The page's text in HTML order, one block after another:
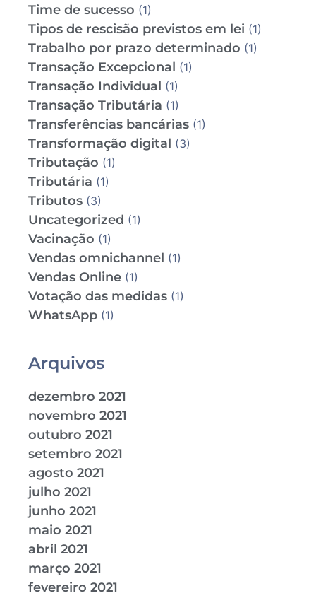
Time de sucesso (1)
Tipos de rescisão previstos em lei (1)
Trabalho por prazo determinado (1)
Transação Excepcional (1)
Transação Individual (1)
Transação Tributária (1)
Transferências bancárias (1)
Transformação digital (3)
Tributação (1)
Tributária (1)
Tributos (3)
Uncategorized (1)
Vacinação (1)
Vendas omnichannel (1)
Vendas Online (1)
Votação das medidas (1)
WhatsApp (1)
Arquivos
dezembro 2021
novembro 2021
outubro 2021
setembro 2021
agosto 2021
julho 2021
junho 2021
maio 2021
abril 2021
março 2021
fevereiro 2021